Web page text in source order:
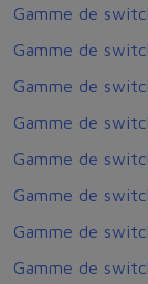
Gamme de
Gamme de
Gamme de
Gamme de
Gamme de
Gamme de
Gamme de
Gamme de